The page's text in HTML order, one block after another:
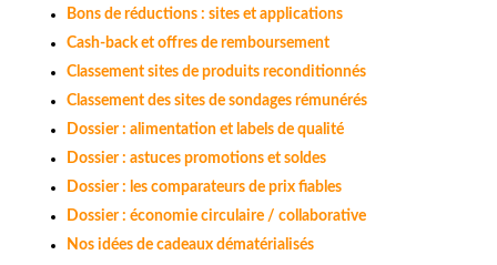
Bons de réductions : sites et applications
Cash-back et offres de remboursement
Classement sites de produits reconditionnés
Classement des sites de sondages rémunérés
Dossier : alimentation et labels de qualité
Dossier : astuces promotions et soldes
Dossier : les comparateurs de prix fiables
Dossier : économie circulaire / collaborative
Nos idées de cadeaux dématérialisés